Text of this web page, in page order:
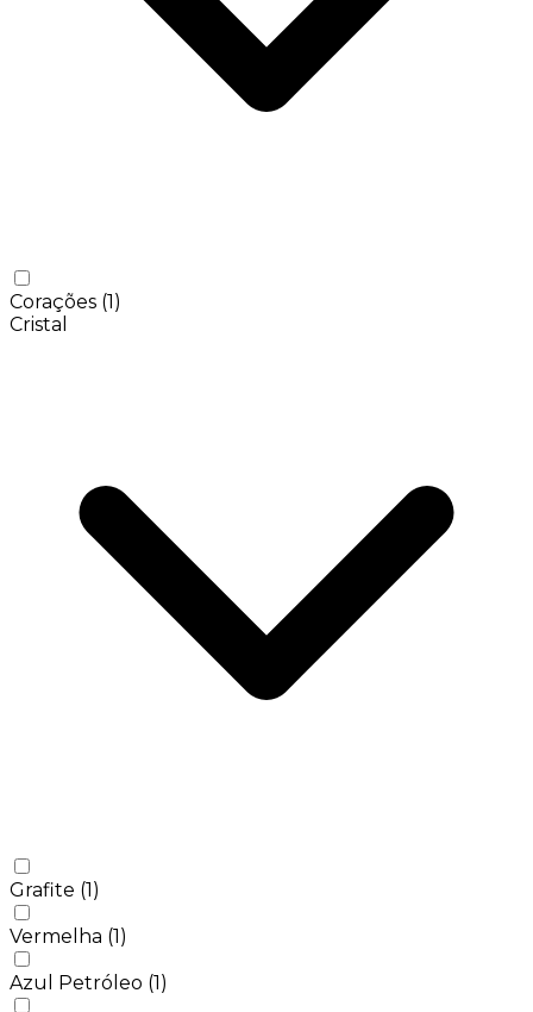
Corações (1)
Cristal
Grafite (1)
Vermelha (1)
Azul Petróleo (1)